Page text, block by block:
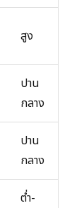
สูง
ปาน
กลาง
ปาน
กลาง
ต่ำ-